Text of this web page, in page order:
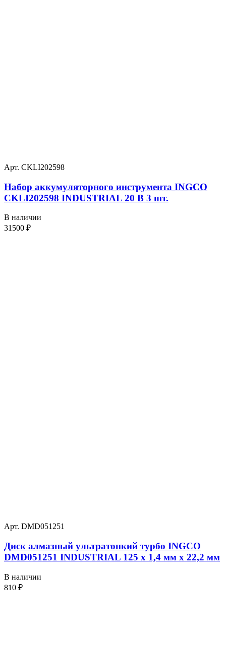
Арт. CKLI202598
Набор аккумуляторного инструмента INGCO
CKLI202598 INDUSTRIAL 20 В 3 шт.
В наличии
31500 ₽
Арт. DMD051251
Диск алмазный ультратонкий турбо INGCO
DMD051251 INDUSTRIAL 125 х 1,4 мм x 22,2 мм
В наличии
810 ₽